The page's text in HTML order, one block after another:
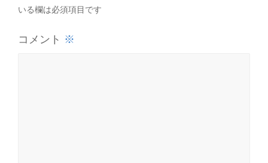
いる欄は必須項目です
コメント ※